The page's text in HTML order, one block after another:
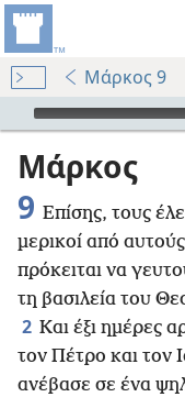
Μάρκος 9
Audio Player
Μάρκος
9 Επίσης, τους
μερικοί από
πρόκειται να
τη βασιλεία του
2 Και έξι ημέρες
τον Πέτρο και τον
ανέβασε σε ένα